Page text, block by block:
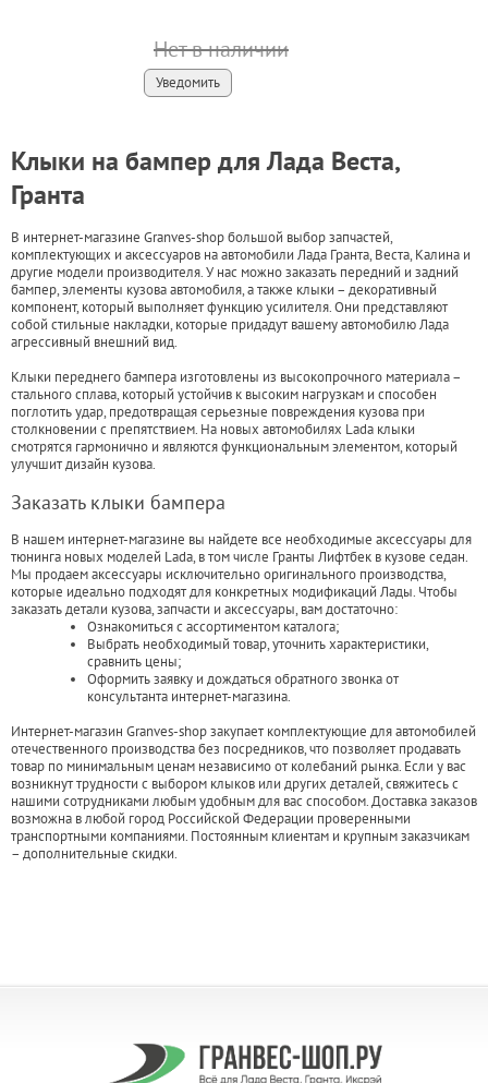
Нет в наличии
Уведомить
Клыки на бампер для Лада Веста,
Гранта
В интернет-магазине Granves-shop большой выбор запчастей,
комплектующих и аксессуаров на автомобили Лада Гранта, Веста, Калина и
другие модели производителя. У нас можно заказать передний и задний
бампер, элементы кузова автомобиля, а также клыки – декоративный
компонент, который выполняет функцию усилителя. Они представляют
собой стильные накладки, которые придадут вашему автомобилю Лада
агрессивный внешний вид.
Клыки переднего бампера изготовлены из высокопрочного материала –
стального сплава, который устойчив к высоким нагрузкам и способен
поглотить удар, предотвращая серьезные повреждения кузова при
столкновении с препятствием. На новых автомобилях Lada клыки
смотрятся гармонично и являются функциональным элементом, который
улучшит дизайн кузова.
Заказать клыки бампера
В нашем интернет-магазине вы найдете все необходимые аксессуары для
тюнинга новых моделей Lada, в том числе Гранты Лифтбек в кузове седан.
Мы продаем аксессуары исключительно оригинального производства,
которые идеально подходят для конкретных модификаций Лады. Чтобы
заказать детали кузова, запчасти и аксессуары, вам достаточно:
Ознакомиться с ассортиментом каталога;
Выбрать необходимый товар, уточнить характеристики,
сравнить цены;
Оформить заявку и дождаться обратного звонка от
консультанта интернет-магазина.
Интернет-магазин Granves-shop закупает комплектующие для автомобилей
отечественного производства без посредников, что позволяет продавать
товар по минимальным ценам независимо от колебаний рынка. Если у вас
возникнут трудности с выбором клыков или других деталей, свяжитесь с
нашими сотрудниками любым удобным для вас способом. Доставка заказов
возможна в любой город Российской Федерации проверенными
транспортными компаниями. Постоянным клиентам и крупным заказчикам
– дополнительные скидки.